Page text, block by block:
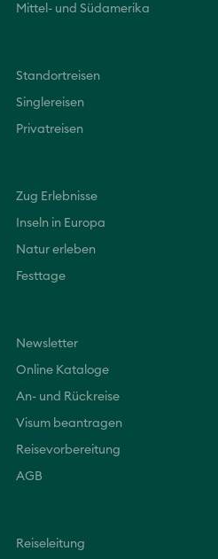
Mittel- und Südamerika
Standortreisen
Singlereisen
Privatreisen
Zug Erlebnisse
Inseln in Europa
Natur erleben
Festtage
Newsletter
Online Kataloge
An- und Rückreise
Visum beantragen
Reisevorbereitung
AGB
Reiseleitung